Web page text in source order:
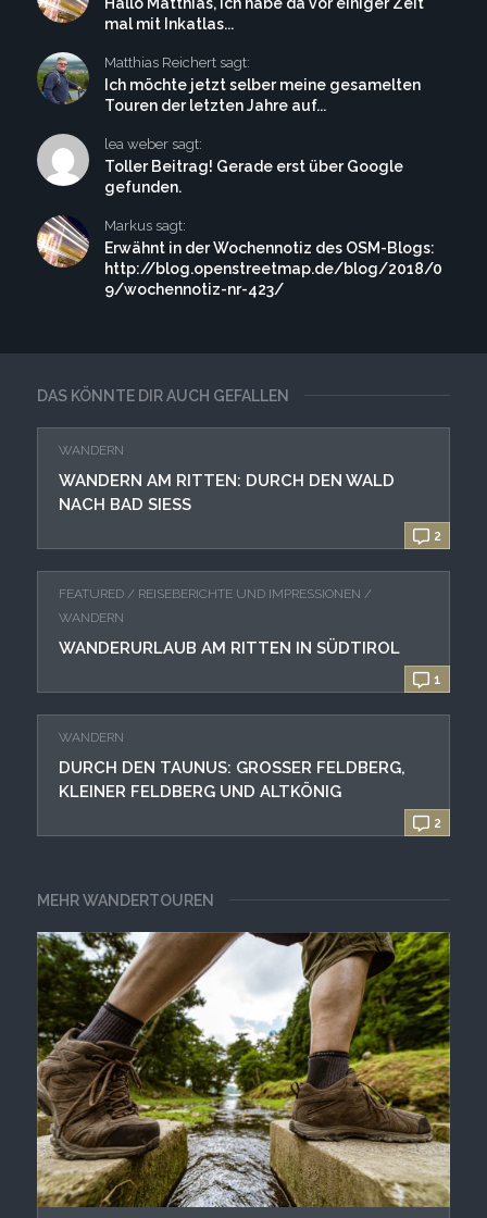
DAS KÖNNTE DIR AUCH GEFALLEN
2
WANDERN
WANDERN AM RITTEN: DURCH DEN WALD
NACH BAD SIESS
1
FEATURED / REISEBERICHTE UND IMPRESSIONEN /
WANDERN
WANDERURLAUB AM RITTEN IN SÜDTIROL
2
WANDERN
DURCH DEN TAUNUS: GROSSER FELDBERG, K
LEINER FELDBERG UND ALTKÖNIG
MEHR WANDERTOUREN
mal mit Inkatlas...
Matthias Reichert sagt:
Ich möchte jetzt selber meine gesamelten
Touren der letzten Jahre auf...
lea weber sagt:
Toller Beitrag! Gerade erst über Google
gefunden.
Markus sagt:
Erwähnt in der Wochennotiz des OSM-Blogs:
http://blog.openstreetmap.de/blog/2018/0
9/wochennotiz-nr-423/